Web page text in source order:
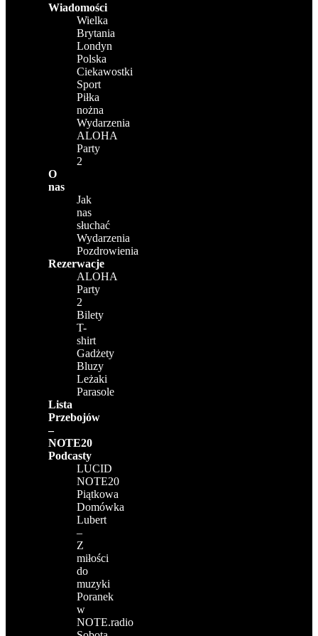
Wiadomości
Wielka
Brytania
Londyn
Polska
Ciekawostki
Sport
Piłka
nożna
Wydarzenia
ALOHA
Party
2
O
nas
Jak
nas
słuchać
Wydarzenia
Pozdrowienia
Rezerwacje
ALOHA
Party
2
Bilety
T-
shirt
Gadżety
Bluzy
Leżaki
Parasole
Lista
Przebojów
–
NOTE20
Podcasty
LUCID
NOTE20
Piątkowa
Domówka
Lubert
–
Z
miłości
do
muzyki
Poranek
w
NOTE.radio